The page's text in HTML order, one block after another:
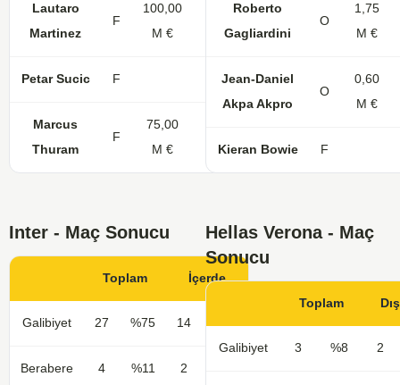
Lautaro
Martinez
F
100,00
M €
Petar Sucic F 2
Marcus
Thuram
F
75,00
M €
Roberto
Gagliardini
O
1,75
M €
Jean-Daniel
Akpa Akpro
O
0,60
M €
Kieran Bowie F
Inter - Maç Sonucu
Toplam İçerde
Galibiyet 27 %75 14
Berabere 4 %11 2
Hellas Verona - Maç
Sonucu
Toplam
Galibiyet 3 %8 2